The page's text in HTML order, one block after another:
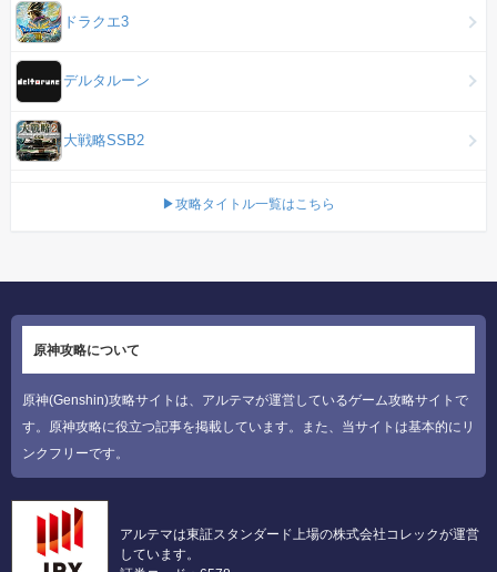
ドラクエ3
デルタルーン
大戦略SSB2
▶攻略タイトル一覧はこちら
原神攻略について
原神(Genshin)攻略サイトは、アルテマが運営しているゲーム攻略サイトで
す。原神攻略に役立つ記事を掲載しています。また、当サイトは基本的にリ
ンクフリーです。
アルテマは東証スタンダード上場の株式会社コレックが運営
しています。